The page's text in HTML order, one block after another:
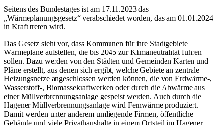
Seitens des Bundestages ist am 17.11.2023 das
„Wärmeplanungsgesetz“ verabschiedet worden, das am 01.01.2024
in Kraft treten wird.
Das Gesetz sieht vor, dass Kommunen für ihre Stadtgebiete
Wärmepläne aufstellen, die bis 2045 zur Klimaneutralität führen
sollen. Dazu werden von den Städten und Gemeinden Karten und
Pläne erstellt, aus denen sich ergibt, welche Gebiete an zentrale
Heizungsnetze angeschlossen werden können, die von Erdwärme-,
Wasserstoff-, Biomassekraftwerken oder durch die Abwärme aus
einer Müllverbrennungsanlage gespeist werden. Auch durch die
Hagener Müllverbrennungsanlage wird Fernwärme produziert.
Damit werden unter anderem umliegende Firmen, öffentliche
Gebäude und viele Privathaushalte in einem Ortsteil im Hagener